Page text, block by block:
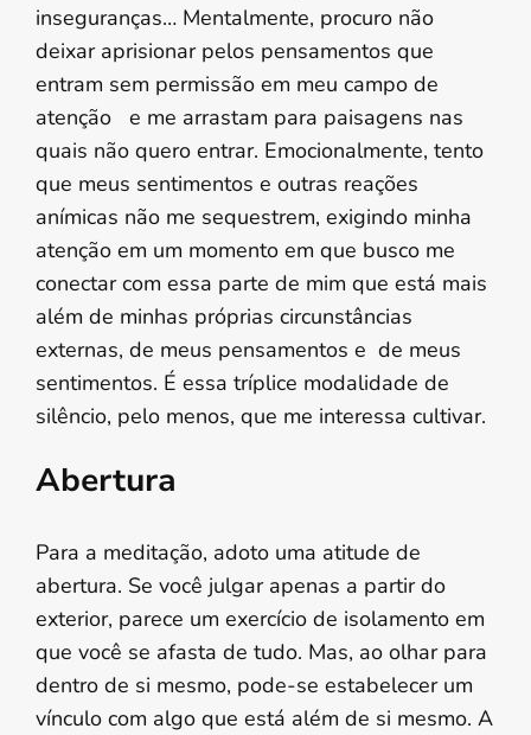
inseguranças… Mentalmente, procuro não
deixar aprisionar pelos pensamentos que
entram sem permissão em meu campo de
atenção e me arrastam para paisagens nas
quais não quero entrar. Emocionalmente, tento
que meus sentimentos e outras reações
anímicas não me sequestrem, exigindo minha
atenção em um momento em que busco me
conectar com essa parte de mim que está mais
além de minhas próprias circunstâncias
externas, de meus pensamentos e de meus
sentimentos. É essa tríplice modalidade de
silêncio, pelo menos, que me interessa cultivar.
Abertura
Para a meditação, adoto uma atitude de
abertura. Se você julgar apenas a partir do
exterior, parece um exercício de isolamento em
que você se afasta de tudo. Mas, ao olhar para
dentro de si mesmo, pode-se estabelecer um
vínculo com algo que está além de si mesmo. A